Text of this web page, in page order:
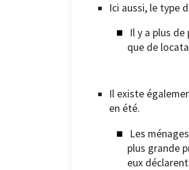
Ici aussi, le type
Il y a plus
que de
Il existe
en été.
Les
plus grande
eux